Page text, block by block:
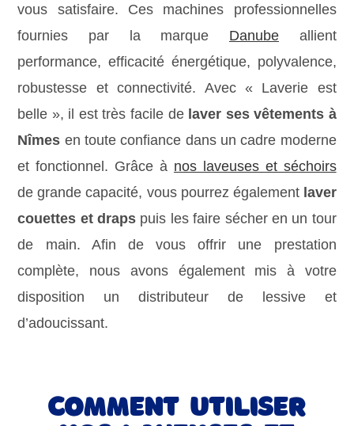
vous satisfaire. Ces machines professionnelles
fournies par la marque Danubeallient
performance, efficacité énergétique, polyvalence,
robustesse et connectivité. Avec « Laverie est
belle », il est très facile de laver ses vêtements à
Nîmes en toute confiance dans un cadre moderne
et fonctionnel. Grâce à nos laveuses et séchoirs
de grande capacité, vous pourrez également laver
couettes et draps puis les faire sécher en un tour
de main. Afin de vous offrir une prestation
complète, nous avons également mis à votre
disposition un distributeur de lessive et
d’adoucissant.
Comment utiliser